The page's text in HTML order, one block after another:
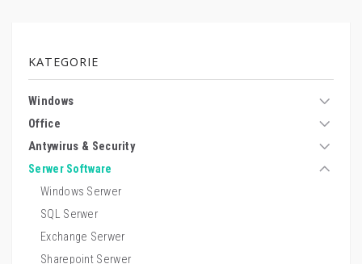
KATEGORIE
Windows
Office
Antywirus & Security
Serwer Software
Windows Serwer
SQL Serwer
Exchange Serwer
Sharepoint Serwer